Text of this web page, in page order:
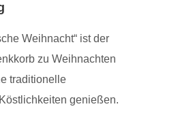
Weihnacht“ ist der
zu Weihnachten
traditionelle
genießen.